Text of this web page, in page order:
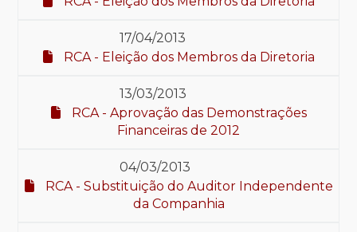
17/04/2013
RCA - Eleição dos Membros da Diretoria
13/03/2013
RCA - Aprovação das Demonstrações
Financeiras de 2012
04/03/2013
RCA - Substituição do Auditor Independente
da Companhia